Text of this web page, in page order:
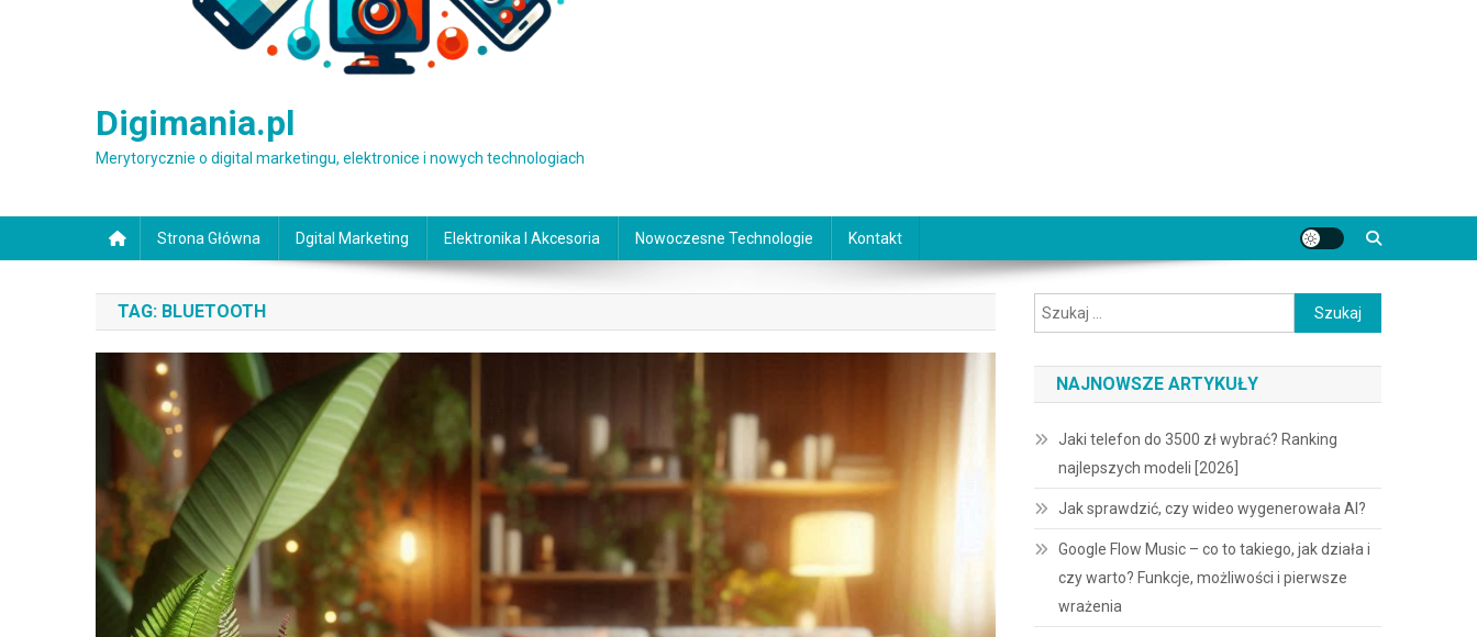
Digimania.pl
Merytorycznie o digital marketingu, elektronice i nowych technologiach
Strona Główna Dgital Marketing Elektronika I Akcesoria Nowoczesne Technologie Kontakt
TAG: BLUETOOTH Szukaj:
NAJNOWSZE ARTYKUŁY
Jaki telefon do 3500 zł wybrać? Ranking
najlepszych modeli [2026]
Jak sprawdzić, czy wideo wygenerowała AI?
Google Flow Music – co to takiego, jak działa i
czy warto? Funkcje, możliwości i pierwsze
wrażenia